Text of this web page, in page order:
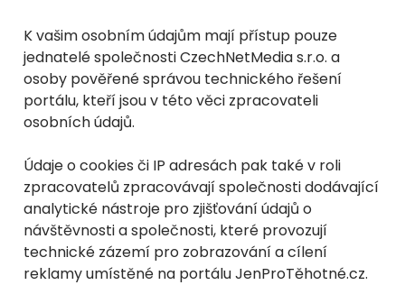
K vašim osobním údajům mají přístup pouze
jednatelé společnosti CzechNetMedia s.r.o. a
osoby pověřené správou technického řešení
portálu, kteří jsou v této věci zpracovateli
osobních údajů.
Údaje o cookies či IP adresách pak také v roli
zpracovatelů zpracovávají společnosti dodávající
analytické nástroje pro zjišťování údajů o
návštěvnosti a společnosti, které provozují
technické zázemí pro zobrazování a cílení
reklamy umístěné na portálu JenProTěhotné.cz.